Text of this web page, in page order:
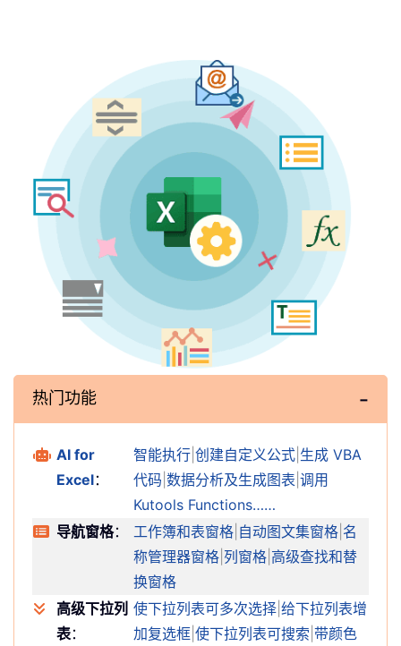
热门功能
AI for
Excel：
智能执行 创建自定义公式 生成 VBA
代码 数据分析及生成图表 调用
Kutools Functions……
导航窗格： 工作簿和表窗格 自动图文集窗格 名
称管理器窗格 列窗格 高级查找和替
换窗格
高级下拉列
表：
使下拉列表可多次选择 给下拉列表增
加复选框 使下拉列表可搜索 带颜色